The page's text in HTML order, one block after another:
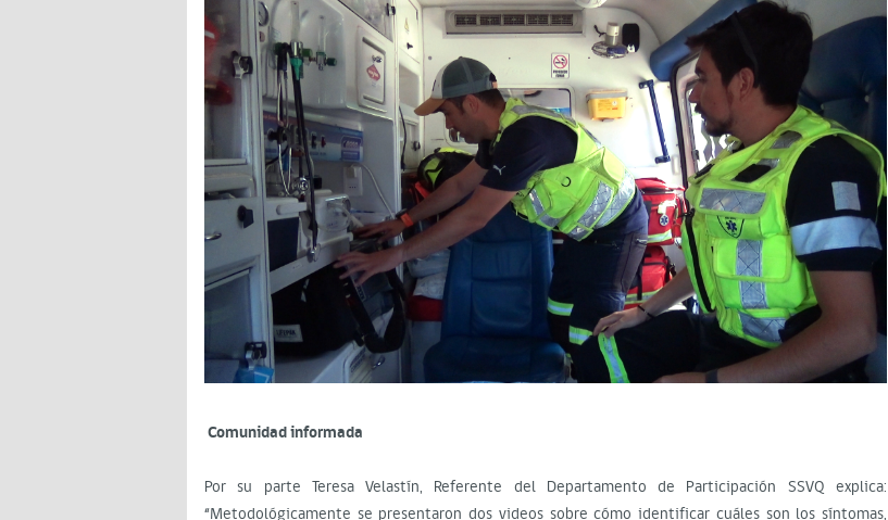
Comunidad informada
Por su parte Teresa Velastín, Referente del Departamento de Participación SSVQ explica:
“Metodológicamente se presentaron dos videos sobre cómo identificar cuáles son los síntomas,